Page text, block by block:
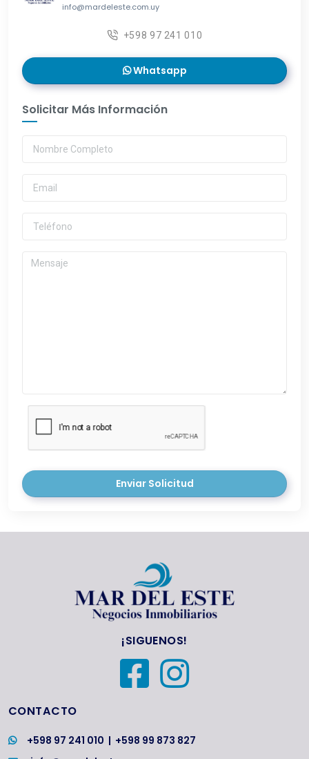
info@mardeleste.com.uy
+598 97 241 010
Whatsapp
Solicitar Más Información
Enviar Solicitud
¡SIGUENOS!
CONTACTO
+598 97 241 010 | +598 99 873 827